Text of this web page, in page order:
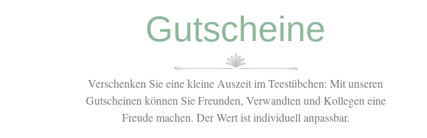
Gutscheine
Verschenken Sie eine kleine Auszeit im Teestübchen: Mit unseren
Gutscheinen können Sie Freunden, Verwandten und Kollegen eine
Freude machen. Der Wert ist individuell anpassbar.